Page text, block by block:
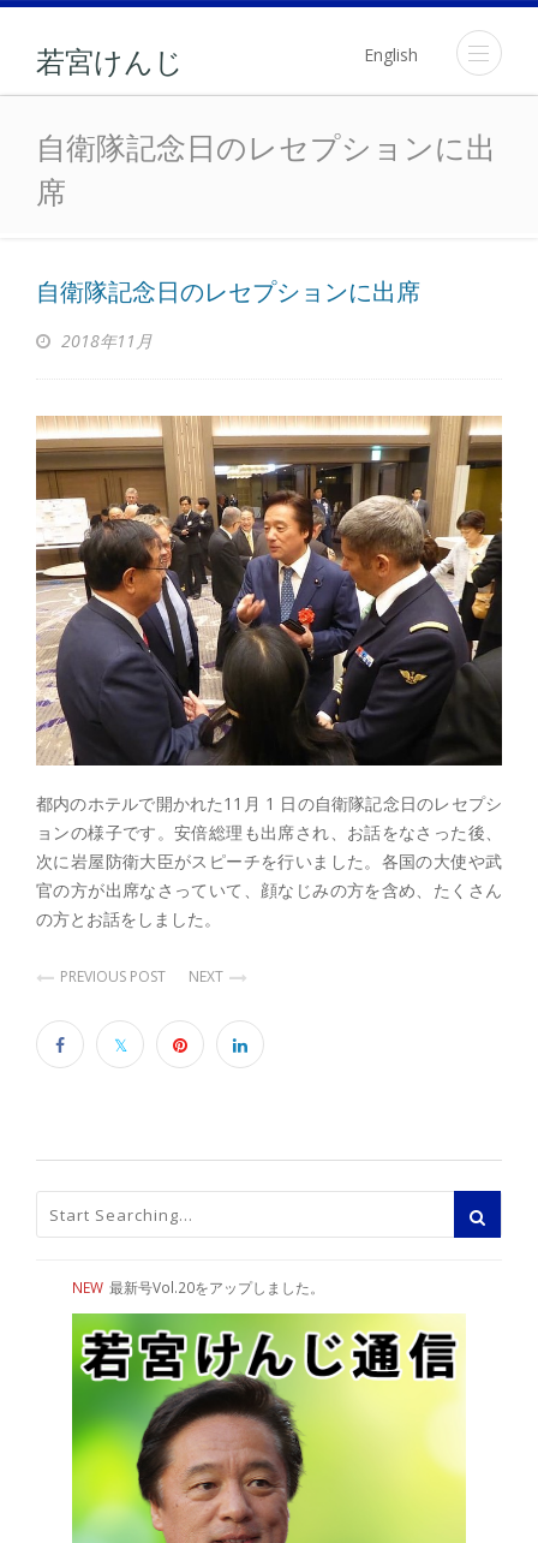
若宮けんじ English
自衛隊記念日のレセプシ
自衛隊記念日のレセプションに出
席
自衛隊記念日のレセプションに出席
2018年11月
都内のホテルで開かれた11月 1 日の自衛隊記念日のレセプシ
ョンの様子です。安倍総理も出席され、お話をなさった後、
次に岩屋防衛大臣がスピーチを行いました。各国の大使や武
官の方が出席なさっていて、顔なじみの方を含め、たくさん
の方とお話をしました。
PREVIOUS POST NEXT
NEW 最新号Vol.20をアップしました。